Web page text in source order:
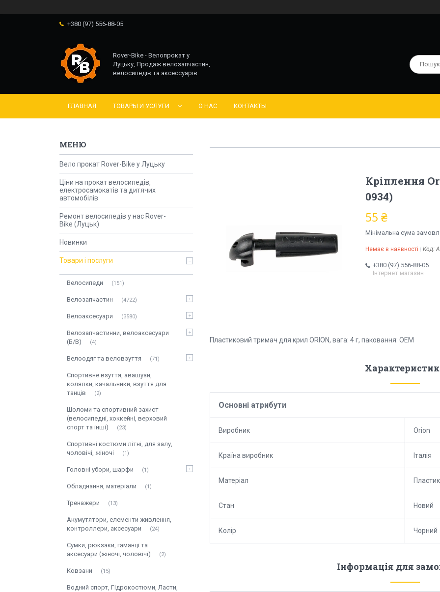
+380 (97) 556-88-05
Rover-Bike - Велопрокат у
Луцьку, Продаж велозапчастин,
велосипедів та аксессуарів
ГЛАВНАЯ ТОВАРЫ И УСЛУГИ О НАС КОНТАКТЫ
Кріплення
0934)
55 ₴
Мінімальна сума
Немає в наявності Код:
+380 (97) 556-88-05
Інтернет магазин
Пластиковий тримач для крил ORION, вага: 4 г, паковання: OEM
Основні атрибути
Виробник Orion
Країна виробник Італія
Матеріал Пластик
Стан Новий
Колір Чорний
Інформація для
Вело прокат Rover-Bike у Луцьку
Ціни на прокат велосипедів,
електросамокатів та дитячих
автомобілів
Ремонт велосипедів у нас Rover-
Bike (Луцьк)
Новинки
Товари і послуги
Велосипеди 151
Велозапчастин 4722
Велоаксесуари 3580
Велозапчастинни, велоаксесуари
(Б/В)
4
Велоодяг та веловзуття 71
Спортивне взуття, авашузи,
колялки, качальники, взуття для
танців
2
Шоломи та спортивний захист
(велосипедні, хоккейні, верховий
спорт та інші)
23
Спортивні костюми літні, для залу,
чоловічі, жіночі
1
Головні убори, шарфи 1
Обладнання, матеріали 1
Тренажери 13
Акумутятори, елементи живлення,
контроллери, аксесуари
24
Сумки, рюкзаки, гаманці та
аксесуари (жіночі, чоловічі)
2
Ковзани 15
Водний спорт, Гідрокостюми, Ласти,